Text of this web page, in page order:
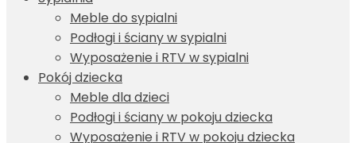
Meble do sypialni
Podłogi i ściany w sypialni
Wyposażenie i RTV w sypialni
Pokój dziecka
Meble dla dzieci
Podłogi i ściany w pokoju dziecka
Wyposażenie i RTV w pokoju dziecka